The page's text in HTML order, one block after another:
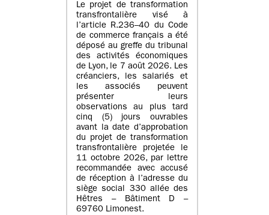
Le projet de transformation
transfrontalière visé à
l’article R.236–40 du Code
de commerce français a été
déposé au greffe du tribunal
des activités économiques
de Lyon, le 7 août 2026. Les
créanciers, les salariés et
les associés peuvent
présenter leurs
observations au plus tard
cinq (5) jours ouvrables
avant la date d’approbation
du projet de transformation
transfrontalière projetée le
11 octobre 2026, par lettre
recommandée avec accusé
de réception à l’adresse du
siège social 330 allée des
Hêtres – Bâtiment D –
69760 Limonest.